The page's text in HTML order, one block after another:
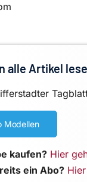
alle Artikel
Modellen
kaufen? Hier
ein Abo?